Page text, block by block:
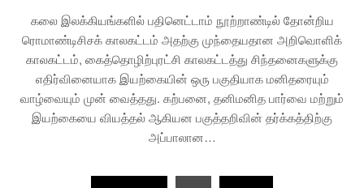
கலை இலக்கியங்களில் பதினெட்டாம் நூற்றாண்டில் தோன்றிய
ரொமாண்டிசிசக் காலகட்டம் அதற்கு முந்தையதான அறிவொளிக்
காலகட்டம், கைத்தொழிற்புரட்சி காலகட்டத்து சிந்தனைகளுக்கு
எதிர்வினையாக இயற்கையின் ஒரு பகுதியாக மனிதரையும்
வாழ்வையும் முன் வைத்தது. கற்பனை, தனிமனித பார்வை மற்றும்
இயற்கையை வியத்தல் ஆகியன பகுத்தறிவின் தர்க்கத்திற்கு
அப்பாலான…